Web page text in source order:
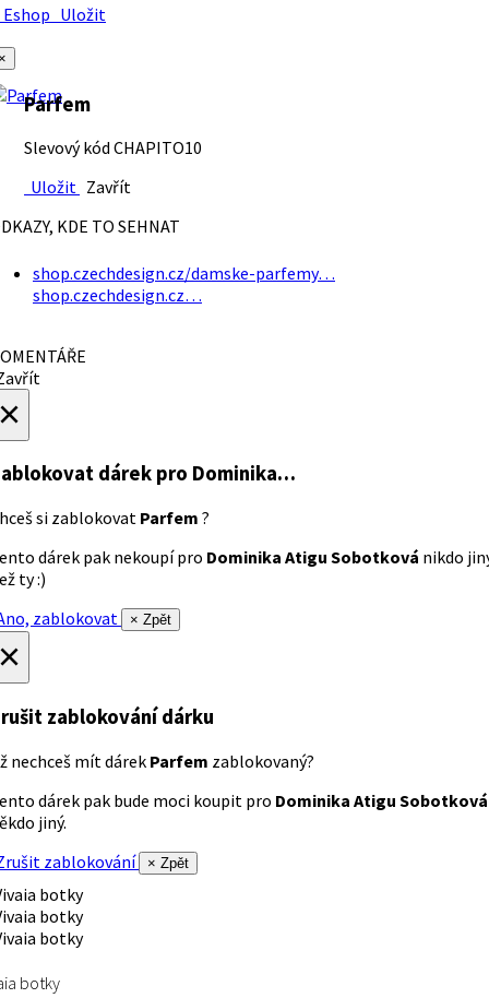
Uložit
Parfem
Slevový kód CHAPITO10
Uložit Zavřít
KDE TO SEHNAT
shop.czechdesign.cz/damske-parfemy…
shop.czechdesign.cz…
dárek pro Dominika…
si zablokovat Parfem ?
dárek pak nekoupí pro Dominika Atigu Sobotková nikdo
ty :)
zablokovat
× Zpět
zablokování dárku
nechceš mít dárek Parfem zablokovaný?
dárek pak bude moci koupit pro Dominika Atigu Sobotková
jiný.
zablokování
× Zpět
botky